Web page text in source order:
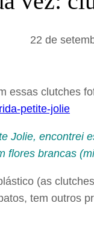
a
22 de
clutches
Jolie, encontrei
flores brancas
(as
tem outros